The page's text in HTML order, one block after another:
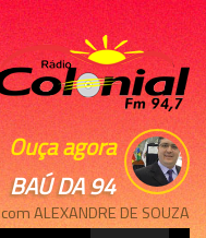
Ouça agora
BAÚ DA 94
com ALEXANDRE DE SOUZA